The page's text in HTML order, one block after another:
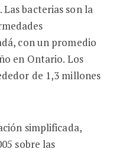
bacterias son la
con un promedio
en Ontario. Los
de 1,3 millones
simplificada,
sobre las